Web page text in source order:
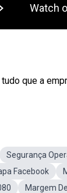
que a
Segurança
Facebook
Margem